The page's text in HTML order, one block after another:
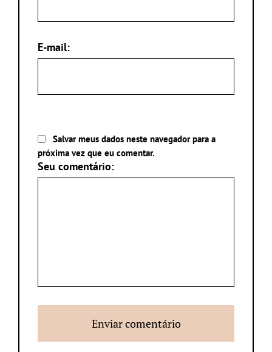
E-mail:
Salvar meus dados neste navegador para a
próxima vez que eu comentar.
Seu comentário: